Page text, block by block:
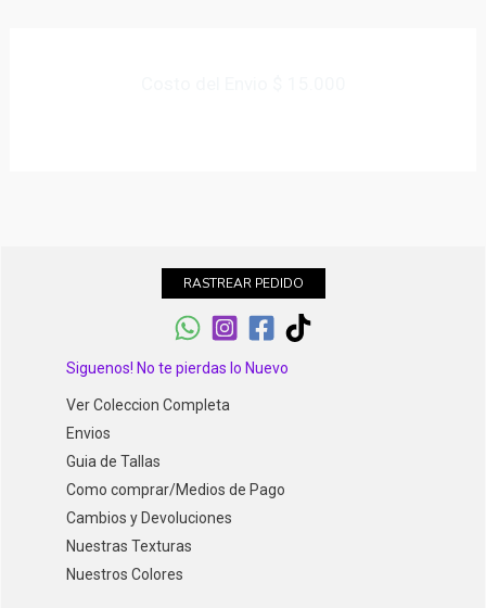
RASTREAR PEDIDO
Siguenos! No te pierdas lo Nuevo
Ver Coleccion Completa
Envios
Guia de Tallas
Como comprar/Medios de Pago
Cambios y Devoluciones
Nuestras Texturas
Nuestros Colores